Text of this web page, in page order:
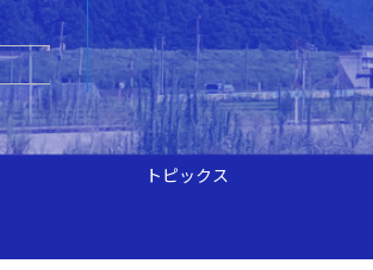
トピックス